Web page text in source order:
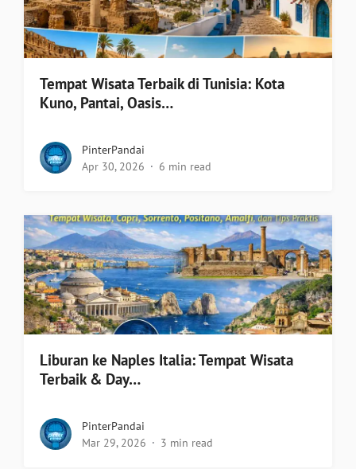
Tempat Wisata Terbaik di Tunisia: Kota
Kuno, Pantai, Oasis…
PinterPandai
Apr 30, 2026
6 min read
Liburan ke Naples Italia: Tempat Wisata
Terbaik & Day…
PinterPandai
Mar 29, 2026
3 min read